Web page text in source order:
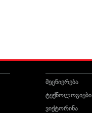
მეცნიერება
ტექნოლოგიები
ვიქტორინა